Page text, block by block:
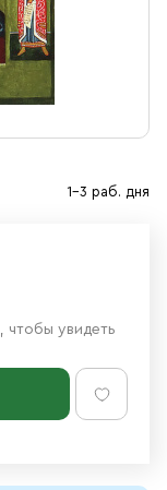
1-3 раб. дня
, чтобы увидеть